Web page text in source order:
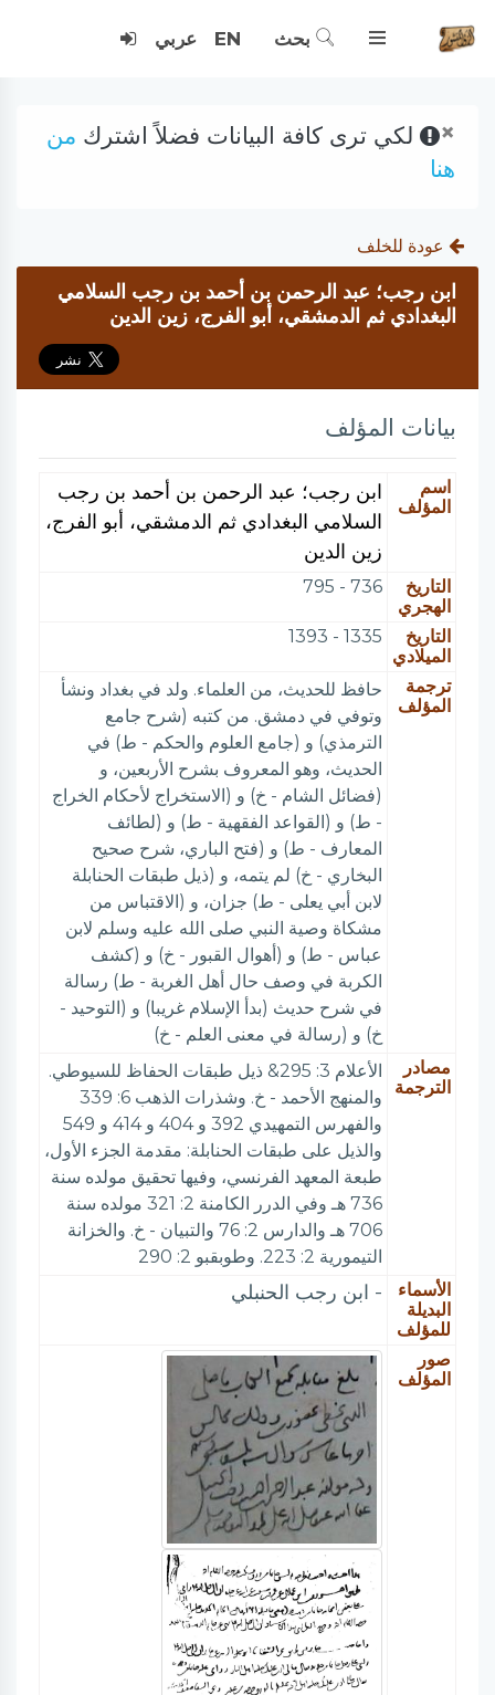
بحث EN عربي
× لكي ترى كافة البيانات فضلاً اشترك من
هنا
عودة للخلف
ابن رجب؛ عبد الرحمن بن أحمد بن رجب السلامي
البغدادي ثم الدمشقي، أبو الفرج، زين الدين
بيانات المؤلف
اسم
المؤلف
ابن رجب؛ عبد الرحمن بن أحمد بن رجب
السلامي البغدادي ثم الدمشقي، أبو الفرج،
زين الدين
التاريخ
الهجري
736 - 795
التاريخ
الميلادي
1335 - 1393
ترجمة
المؤلف
حافظ للحديث، من العلماء. ولد في بغداد ونشأ
وتوفي في دمشق. من كتبه (شرح جامع
الترمذي) و (جامع العلوم والحكم - ط) في
الحديث، وهو المعروف بشرح الأربعين، و
(فضائل الشام - خ) و (الاستخراج لأحكام الخراج
- ط) و (القواعد الفقهية - ط) و (لطائف
المعارف - ط) و (فتح الباري، شرح صحيح
البخاري - خ) لم يتمه، و (ذيل طبقات الحنابلة
لابن أبي يعلى - ط) جزان، و (الاقتباس من
مشكاة وصية النبي صلى الله عليه وسلم لابن
عباس - ط) و (أهوال القبور - خ) و (كشف
الكربة في وصف حال أهل الغربة - ط) رسالة
في شرح حديث (بدأ الإسلام غريبا) و (التوحيد -
خ) و (رسالة في معنى العلم - خ)
مصادر
الترجمة
الأعلام 3: 295& ذيل طبقات الحفاظ للسيوطي.
والمنهج الأحمد - خ. وشذرات الذهب 6: 339
والفهرس التمهيدي 392 و 404 و 414 و 549
والذيل على طبقات الحنابلة: مقدمة الجزء الأول،
طبعة المعهد الفرنسي، وفيها تحقيق مولده سنة
736 هـ وفي الدرر الكامنة 2: 321 مولده سنة
706 هـ والدارس 2: 76 والتبيان - خ. والخزانة
التيمورية 2: 223. وطوبقبو 2: 290
الأسماء
البديلة
للمؤلف
- ابن رجب الحنبلي
صور
المؤلف